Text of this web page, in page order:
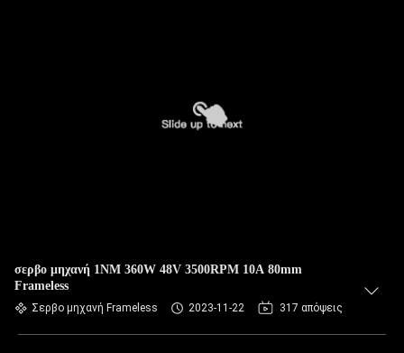
σερβο μηχανή 1NM 360W 48V 3500RPM 10A 80mm
Frameless
Σερβο μηχανή Frameless 2023-11-22 317 απόψεις